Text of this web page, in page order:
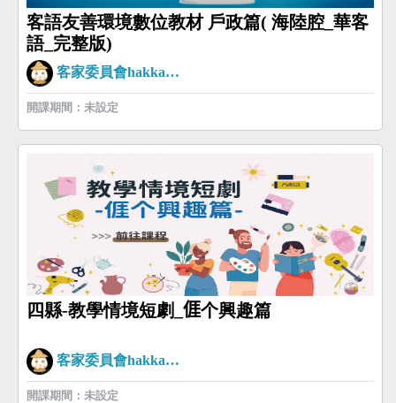
客語友善環境數位教材 戶政篇( 海陸腔_華客
語_完整版)
客家委員會hakkaman
開課期間：未設定
四縣-教學情境短劇_𠊎个興趣篇
客家委員會hakkaman
開課期間：未設定